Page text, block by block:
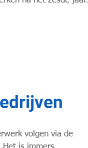
volgen via de